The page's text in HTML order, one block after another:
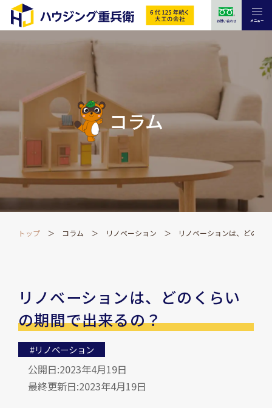
お問い合わせ メニュー
コラム
トップ コラム リノベーション リノベーションは、どのく
リノベーションは、どのくらい
の期間で出来るの？
#リノベーション
公開日:2023年4月19日
最終更新日:2023年4月19日